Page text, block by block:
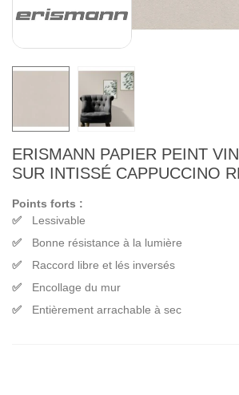
ERISMANN PAPIER PEINT
SUR INTISSÉ CAPPUCCINO
Points forts :
Lessivable
Bonne résistance à la lumière
Raccord libre et lés inversés
Encollage du mur
Entièrement arrachable à sec